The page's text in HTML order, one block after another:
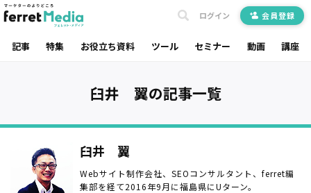
記事 特集 お役立ち資料 ツール セミナー 動画 講座
ログイン 会員登録
臼井 翼の記事一覧
臼井 翼
Webサイト制作会社、SEOコンサルタント、ferret編
集部を経て2016年9月に福島県にUターン。